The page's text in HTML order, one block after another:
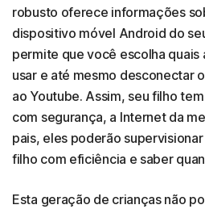
robusto oferece informações
dispositivo móvel Android do
permite que você escolha
usar e até mesmo desconectar
ao Youtube. Assim, seu filho
com segurança, a Internet da
pais, eles poderão
filho com eficiência e saber
Esta geração de crianças não